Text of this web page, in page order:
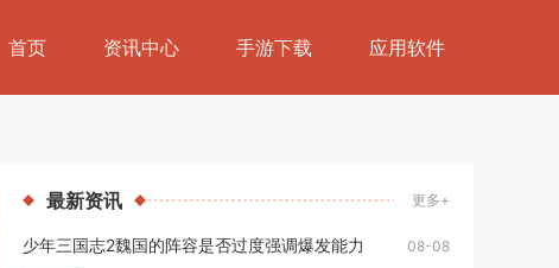
首页 资讯中心 手游下载 应用软件
最新资讯 更多+
少年三国志2魏国的阵容是否过度强调爆发能力 08-08